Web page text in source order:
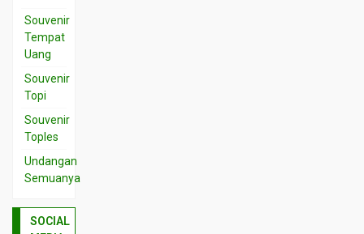
Souvenir
Tempat
Uang
Souvenir
Topi
Souvenir
Toples
Undangan
Semuanya
SOCIAL